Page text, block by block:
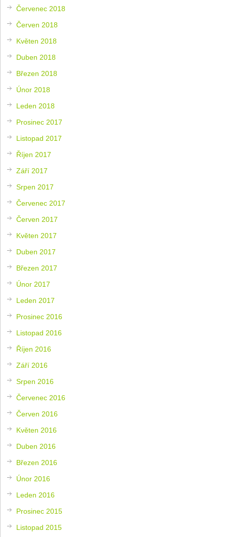
Červenec 2018
Červen 2018
Květen 2018
Duben 2018
Březen 2018
Únor 2018
Leden 2018
Prosinec 2017
Listopad 2017
Říjen 2017
Září 2017
Srpen 2017
Červenec 2017
Červen 2017
Květen 2017
Duben 2017
Březen 2017
Únor 2017
Leden 2017
Prosinec 2016
Listopad 2016
Říjen 2016
Září 2016
Srpen 2016
Červenec 2016
Červen 2016
Květen 2016
Duben 2016
Březen 2016
Únor 2016
Leden 2016
Prosinec 2015
Listopad 2015